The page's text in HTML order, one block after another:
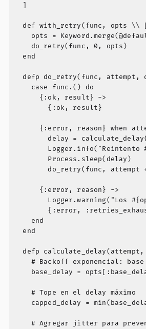
  ]
def with_retry(func, opts \\
opts =
    do_retry(func, 0, opts)
  end
defp do_retry(func, attempt,
    case func.() do
      {:ok, result} ->
        {:ok, result}
{:error, reason} when
delay =
Logger.info("Reintento
        Process.sleep(delay)
do_retry(func, attempt
      {:error, reason} ->
Logger.warning("Los
{:error,
    end
  end
defp calculate_delay(attempt,
# Backoff exponencial: base
base_delay =
    # Tope en el delay máximo
capped_delay =
# Agregar jitter para